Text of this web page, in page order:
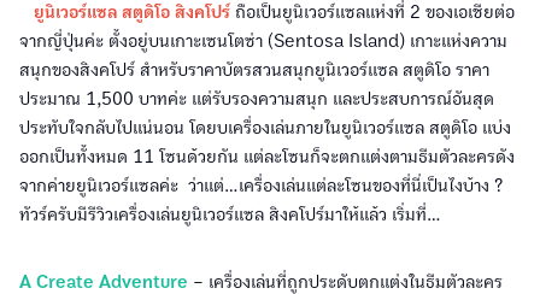
ยูนิเวอร์แซล สตูดิโอ สิงคโปร์ ถือเป็นยูนิเวอร์แซลแห่งที่ 2 ของเอเชียต่อ
จากญี่ปุ่นค่ะ ตั้งอยู่บนเกาะเซนโตซ่า (Sentosa Island) เกาะแห่งความ
สนุกของสิงคโปร์ สำหรับราคาบัตรสวนสนุกยูนิเวอร์แซล สตูดิโอ ราคา
ประมาณ 1,500 บาทค่ะ แต่รับรองความสนุก และประสบการณ์อันสุด
ประทับใจกลับไปแน่นอน โดยบเครื่องเล่นภายในยูนิเวอร์แซล สตูดิโอ แบ่ง
ออกเป็นทั้งหมด 11 โซนด้วยกัน แต่ละโซนก็จะตกแต่งตามธีมตัวละครดัง
จากค่ายยูนิเวอร์แซลค่ะ ว่าแต่...เครื่องเล่นแต่ละโซนของที่นี่เป็นไงบ้าง ?
ทัวร์ครับมีรีวิวเครื่องเล่นยูนิเวอร์แซล สิงคโปร์มาให้แล้ว เริ่มที่...
A Create Adventure – เครื่องเล่นที่ถูกประดับตกแต่งในธีมตัวละคร